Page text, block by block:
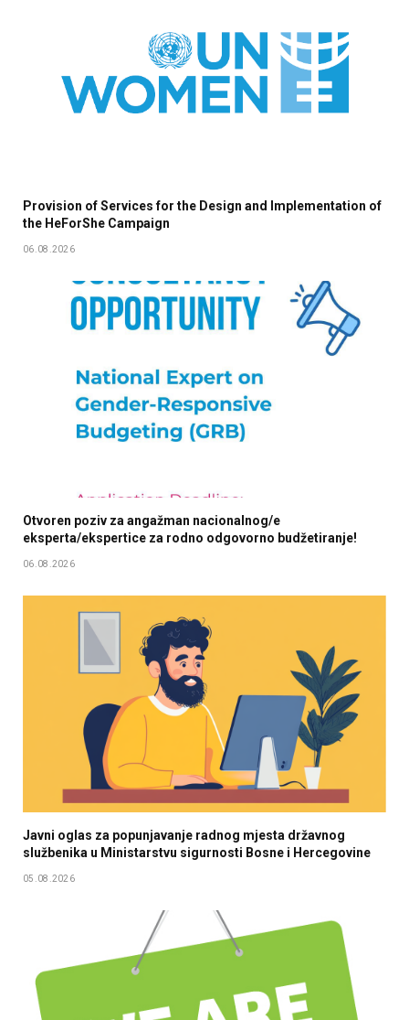
Provision of Services for the Design and Implementation of
the HeForShe Campaign
06.08.2026
Otvoren poziv za angažman nacionalnog/e
eksperta/ekspertice za rodno odgovorno budžetiranje!
06.08.2026
Javni oglas za popunjavanje radnog mjesta državnog
službenika u Мinistarstvu sigurnosti Bosne i Hercegovine
05.08.2026